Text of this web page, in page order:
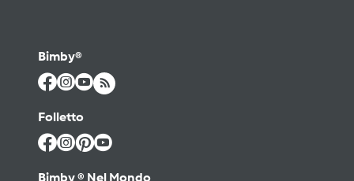
Bimby®
Folletto
Bimby ® Nel Mondo